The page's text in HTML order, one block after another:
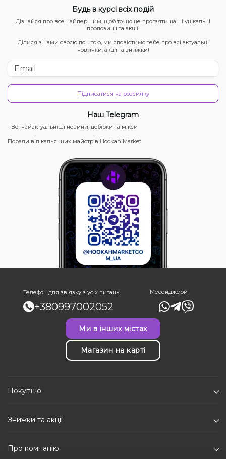
Будь в курсі всіх подій
Дізнайся про все найпершим, щоб точно не прогаяти наші унікальні
пропозиції та акції!
Ділися з нами своєю поштою, ми сповістимо тебе про всі актуальні
новинки, акції та знижки!
Підписатися на розсилку
Наш Telegram
Всі найактуальніші новини, добірки та мікси
Поради від кальянних майстрів Hookah Market
Телефон для зв'язку з усіх питань
+380997002052
Месенджери
Ми в інших містах
Магазин на карті
Покупцю
Знижки та акції
Про компанію